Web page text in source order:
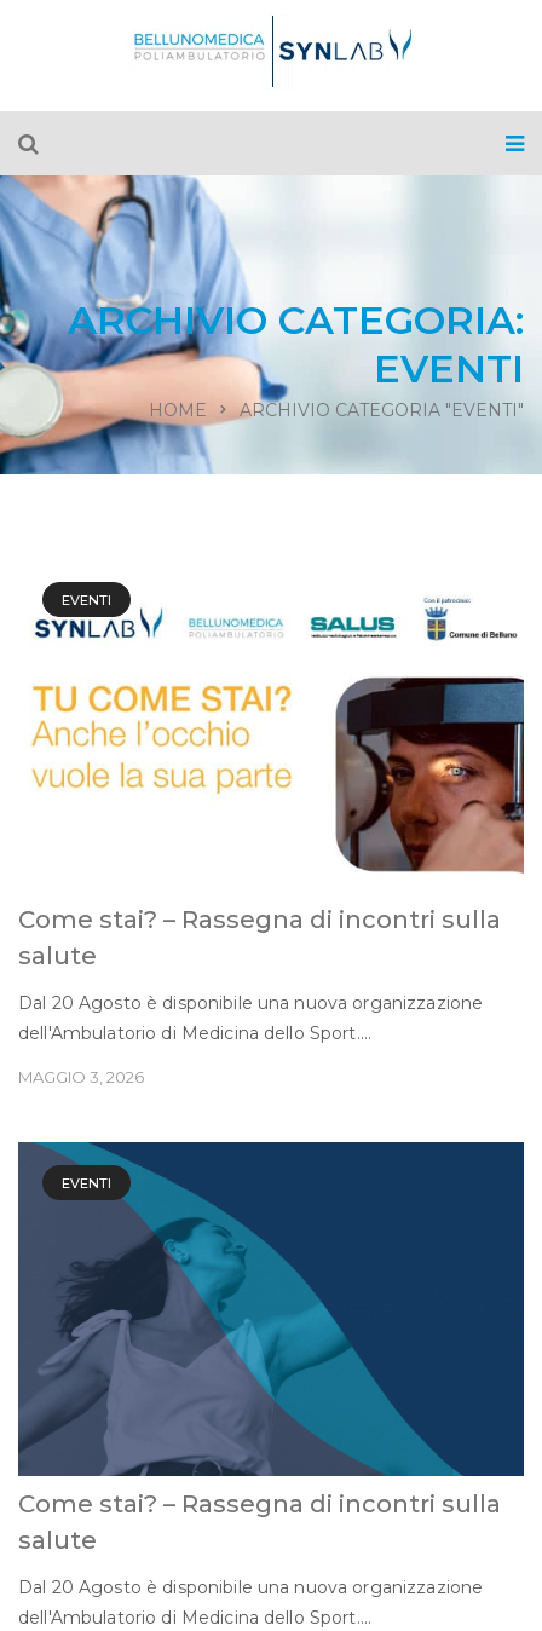
ARCHIVIO CATEGORIA:
EVENTI
HOME ARCHIVIO CATEGORIA "EVENTI"
EVENTI
Come stai? – Rassegna di incontri sulla
salute
Dal 20 Agosto è disponibile una nuova organizzazione
dell'Ambulatorio di Medicina dello Sport....
MAGGIO 3, 2026
EVENTI
Come stai? – Rassegna di incontri sulla
salute
Dal 20 Agosto è disponibile una nuova organizzazione
dell'Ambulatorio di Medicina dello Sport....